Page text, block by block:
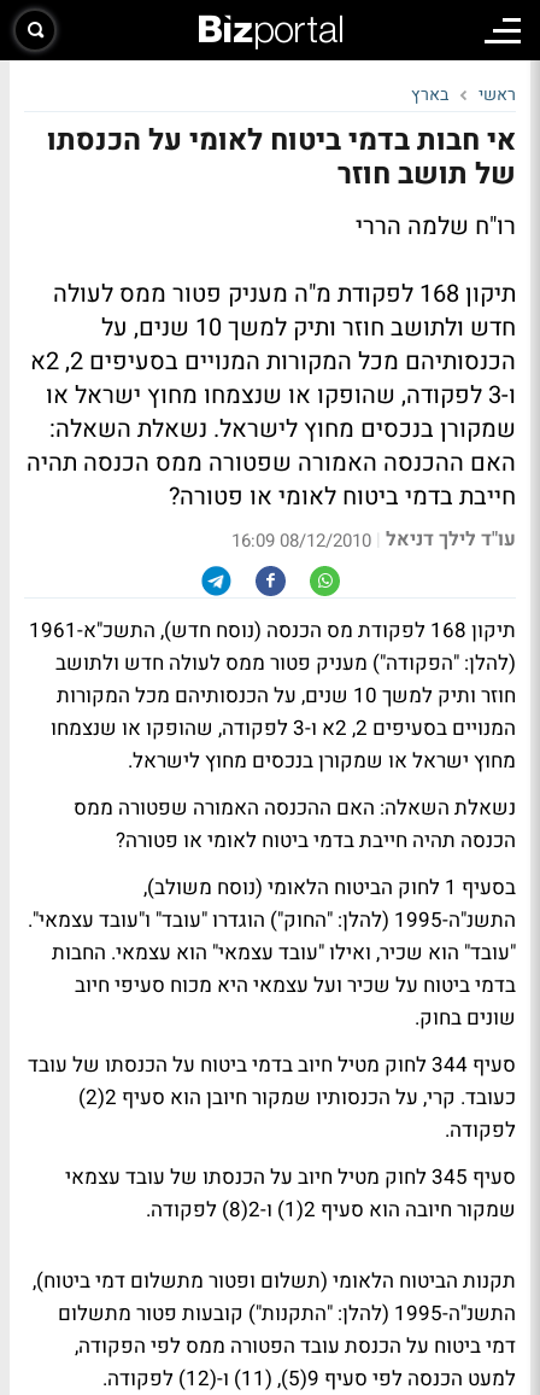
ראשי בארץ
אי חבות בדמי ביטוח לאומי על הכנסתו
של תושב חוזר
רו"ח שלמה הררי
תיקון 168 לפקודת מ"ה מעניק פטור ממס לעולה
חדש ולתושב חוזר ותיק למשך 10 שנים, על
הכנסותיהם מכל המקורות המנויים בסעיפים 2, 2א
ו-3 לפקודה, שהופקו או שנצמחו מחוץ ישראל או
שמקורן בנכסים מחוץ לישראל. נשאלת השאלה:
האם ההכנסה האמורה שפטורה ממס הכנסה תהיה
חייבת בדמי ביטוח לאומי או פטורה?
עו"ד לילך דניאל |
08/12/2010 16:09
תיקון 168 לפקודת מס הכנסה (נוסח חדש), התשכ"א-1961
(להלן: "הפקודה") מעניק פטור ממס לעולה חדש ולתושב
חוזר ותיק למשך 10 שנים, על הכנסותיהם מכל המקורות
המנויים בסעיפים 2, 2א ו-3 לפקודה, שהופקו או שנצמחו
מחוץ ישראל או שמקורן בנכסים מחוץ לישראל.
נשאלת השאלה: האם ההכנסה האמורה שפטורה ממס
הכנסה תהיה חייבת בדמי ביטוח לאומי או פטורה?
בסעיף 1 לחוק הביטוח הלאומי (נוסח משולב),
התשנ"ה-1995 (להלן: "החוק") הוגדרו "עובד" ו"עובד עצמאי".
"עובד" הוא שכיר, ואילו "עובד עצמאי" הוא עצמאי. החבות
בדמי ביטוח על שכיר ועל עצמאי היא מכוח סעיפי חיוב
שונים בחוק.
סעיף 344 לחוק מטיל חיוב בדמי ביטוח על הכנסתו של עובד
כעובד. קרי, על הכנסותיו שמקור חיובן הוא סעיף 2(2)
לפקודה.
סעיף 345 לחוק מטיל חיוב על הכנסתו של עובד עצמאי
שמקור חיובה הוא סעיף 2(1) ו-2(8) לפקודה.
תקנות הביטוח הלאומי (תשלום ופטור מתשלום דמי ביטוח),
התשנ"ה-1995 (להלן: "התקנות") קובעות פטור מתשלום
דמי ביטוח על הכנסת עובד הפטורה ממס לפי הפקודה,
למעט הכנסה לפי סעיף 9(5), (11) ו-(12) לפקודה.